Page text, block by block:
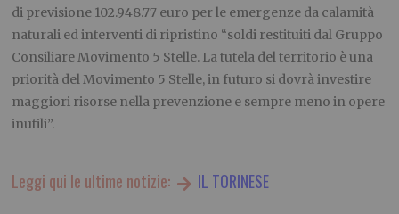
di previsione 102.948.77 euro per le emergenze da calamità
naturali ed interventi di ripristino “soldi restituiti dal Gruppo
Consiliare Movimento 5 Stelle. La tutela del territorio è una
priorità del Movimento 5 Stelle, in futuro si dovrà investire
maggiori risorse nella prevenzione e sempre meno in opere
inutili”.
Leggi qui le ultime notizie: IL TORINESE